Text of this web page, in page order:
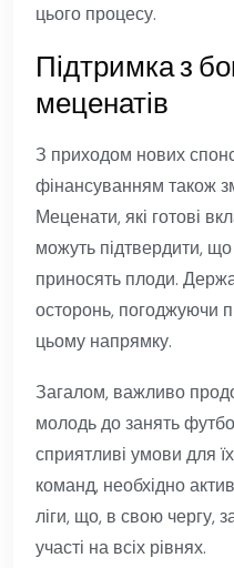
цього процесу.
Підтримка з
меценатів
З приходом нових
фінансуванням також
Меценати, які готові
можуть підтвердити, що
приносять плоди.
осторонь, погоджуючи
цьому напрямку.
Загалом, важливо
молодь до занять
сприятливі умови для
команд, необхідно
ліги, що, в свою чергу,
участі на всіх рівнях.